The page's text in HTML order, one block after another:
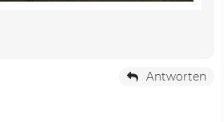
Antworten